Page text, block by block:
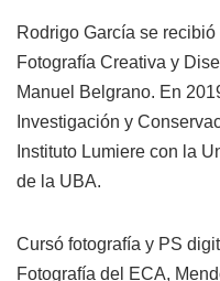
Rodrigo García se
Fotografía Creativa y
Manuel Belgrano. En
Investigación y
Instituto Lumiere con la
de la UBA.
Cursó fotografía y PS
Fotografía del ECA,